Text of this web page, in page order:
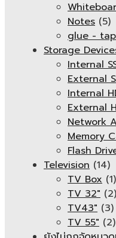
Notes (5)
glue -
Storage
Internal
External
Internal
External
Network
Memory
Flash
Television (14)
TV Box (1)
TV 32" (2)
TV43" (3)
TV 55" (2)